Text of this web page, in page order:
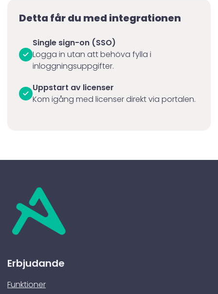
Detta får du med integrationen
Single sign-on (SSO)
Logga in utan att behöva fylla i
inloggningsuppgifter.
Uppstart av licenser
Kom igång med licenser direkt via portalen.
Erbjudande
Funktioner